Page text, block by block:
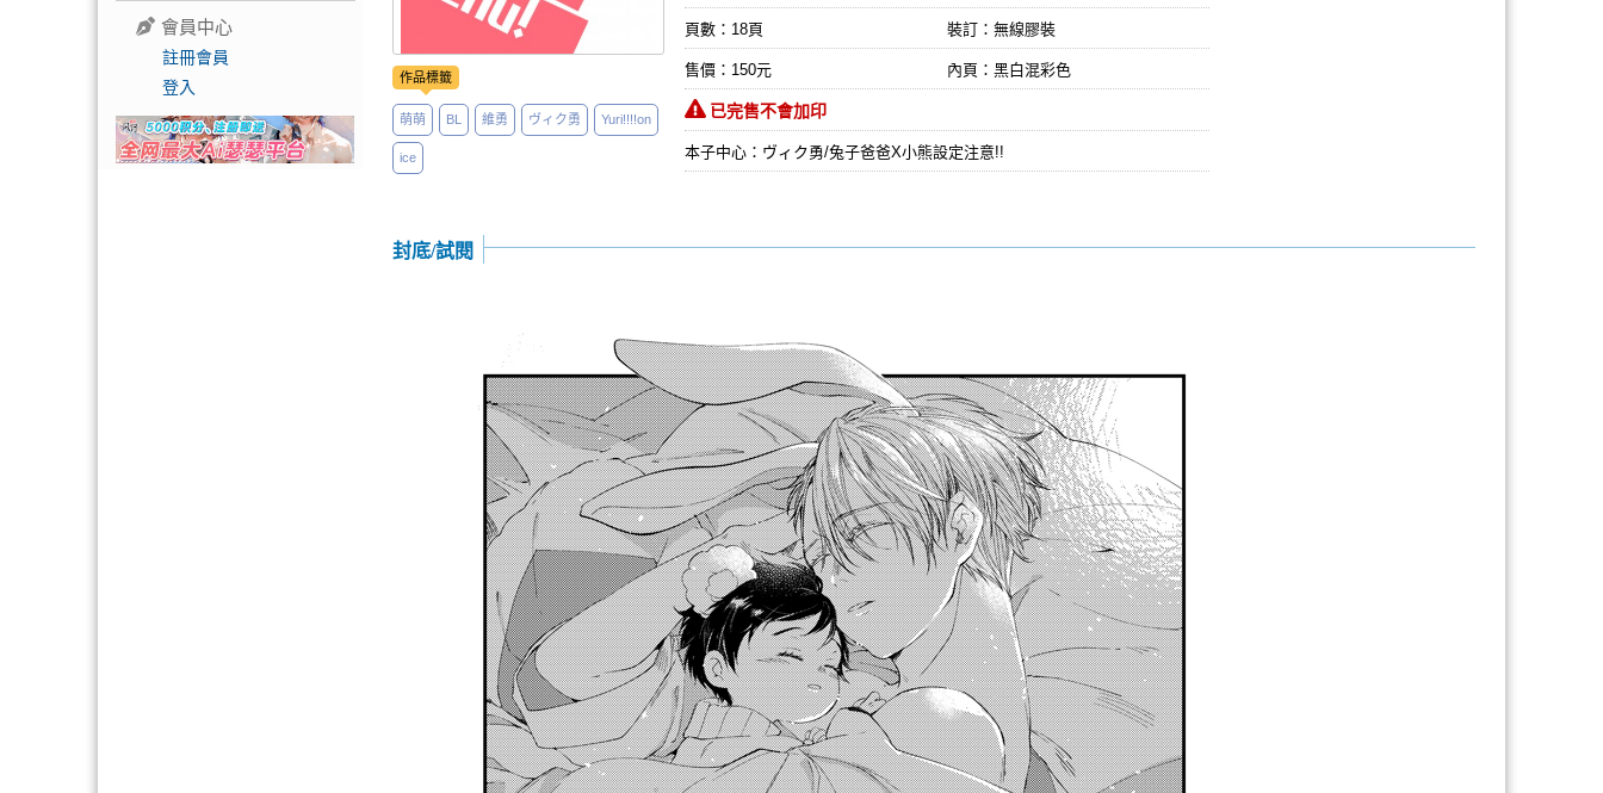
會員中心
註冊會員
登入
作品標籤
萌萌 BL 維勇 ヴィク勇 Yuri!!!!on
ice
頁數：18頁 裝訂：無線膠裝
售價：150元 內頁：黑白混彩色
已完售不會加印
本子中心：ヴィク勇/兔子爸爸X小熊設定注意!!
封底/試閱